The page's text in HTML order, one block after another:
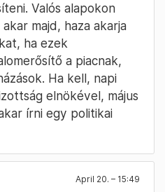
semmilyen számot
már az év
kellett a rossz
nem tud mondani
nem veszik át
a kincstárat, a titkolt
szerződéseket,
előbb. A cél, hogy a
is ennek
Valós alapokon